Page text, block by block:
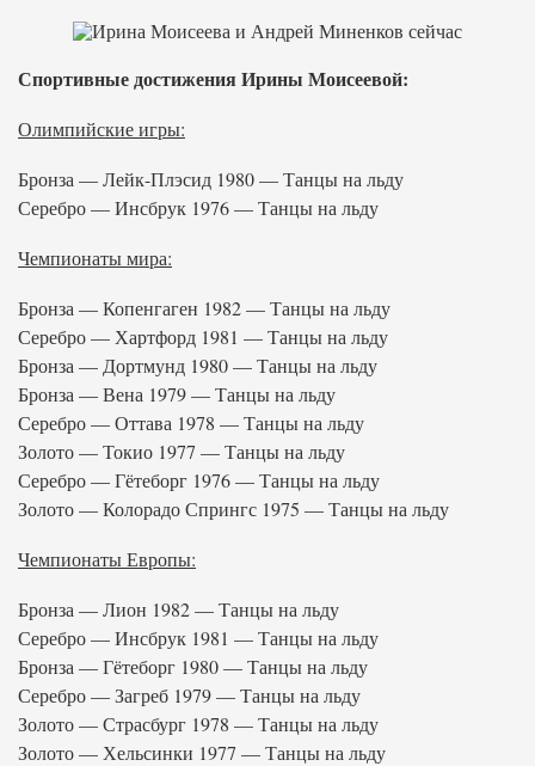
Спортивные достижения Ирины Моисеевой:
Олимпийские игры:
Бронза — Лейк-Плэсид 1980 — Танцы на льду
Серебро — Инсбрук 1976 — Танцы на льду
Чемпионаты мира:
Бронза — Копенгаген 1982 — Танцы на льду
Серебро — Хартфорд 1981 — Танцы на льду
Бронза — Дортмунд 1980 — Танцы на льду
Бронза — Вена 1979 — Танцы на льду
Серебро — Оттава 1978 — Танцы на льду
Золото — Токио 1977 — Танцы на льду
Серебро — Гётеборг 1976 — Танцы на льду
Золото — Колорадо Спрингс 1975 — Танцы на льду
Чемпионаты Европы:
Бронза — Лион 1982 — Танцы на льду
Серебро — Инсбрук 1981 — Танцы на льду
Бронза — Гётеборг 1980 — Танцы на льду
Серебро — Загреб 1979 — Танцы на льду
Золото — Страсбург 1978 — Танцы на льду
Золото — Хельсинки 1977 — Танцы на льду